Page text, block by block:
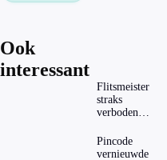
Ook
interessant
Flitsmeister
straks
verboden?
regels in
Nederland
Pincode
vernieuwde